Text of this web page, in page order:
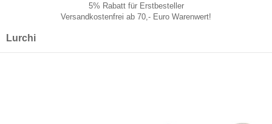
5% Rabatt für Erstbesteller
Versandkostenfrei ab 70,- Euro Warenwert!
Lurchi